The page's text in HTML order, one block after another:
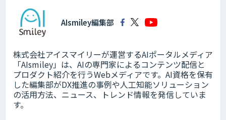
AIsmiley編集部
株式会社アイスマイリーが運営するAIポータルメディア
「AIsmiley」は、AIの専門家によるコンテンツ配信と
プロダクト紹介を行うWebメディアです。AI資格を保有
した編集部がDX推進の事例や人工知能ソリューション
の活用方法、ニュース、トレンド情報を発信していま
す。